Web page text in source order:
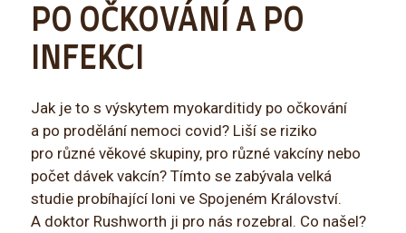
PO OČKOVÁNÍ A PO
INFEKCI
Jak je to s výskytem myokarditidy po očkování
a po prodělání nemoci covid? Liší se riziko
pro různé věkové skupiny, pro různé vakcíny nebo
počet dávek vakcín? Tímto se zabývala velká
studie probíhající loni ve Spojeném Království.
A doktor Rushworth ji pro nás rozebral. Co našel?